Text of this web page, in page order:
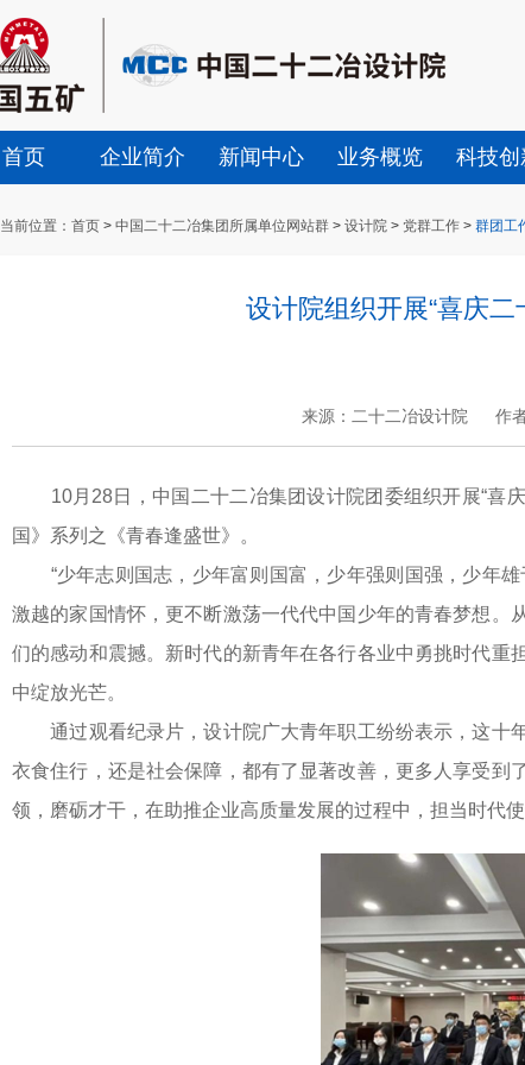
首页 企业简介 新闻中心 业务概览 科技创
当前位置： 首页 > 中国二十二冶集团所属单位网站群 > 设计院 > 党群工作 > 群团工
设计院组织开展“喜庆
来源：二十二冶设计院 作
+ .
10月28日，中国二十二冶集团设计院团委组织开展“喜庆
国》系列之《青春逢盛世》。
“少年志则国志，少年富则国富，少年强则国强，少年雄
激越的家国情怀，更不断激荡一代代中国少年的青春梦想
们的感动和震撼。新时代的新青年在各行各业中勇挑时代
中绽放光芒。
通过观看纪录片，设计院广大青年职工纷纷表示，这十
衣食住行，还是社会保障，都有了显著改善，更多人享受
领，磨砺才干，在助推企业高质量发展的过程中，担当时代使